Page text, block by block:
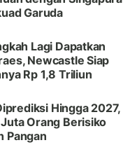
Garuda
Lagi Dapatkan
Newcastle Siap
Rp 1,8 Triliun
Hingga 2027,
Orang Berisiko
Pangan